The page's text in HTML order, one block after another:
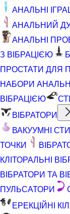
АНАЛЬНІ
АНАЛЬНИЙ
АНАЛЬНІ
З ВІБРАЦІЄЮ
ПРОСТАТИ ДЛЯ
НАБОРИ
ВІБРАЦІЄЮ
ВІБРАТОРИ
ВАКУУМНІ
ТОЧКИ
КЛІТОРАЛЬНІ
ВІБРАТОРИ ТА
ПУЛЬСАТОРИ
ЕРЕКЦІЙНІ